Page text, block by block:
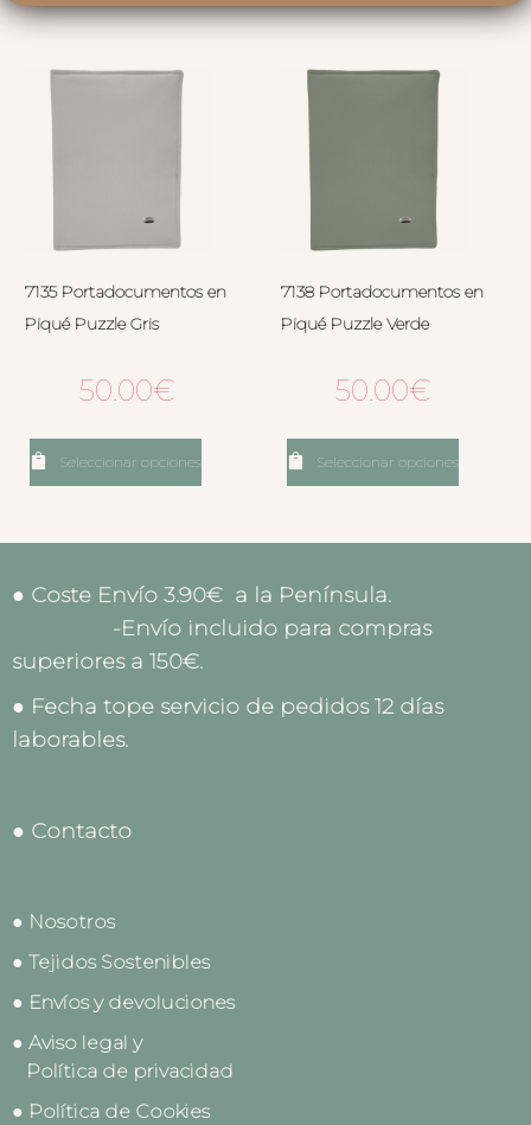
7135 Portadocumentos en
Piqué Puzzle Gris
50.00€
Seleccionar opciones
7138 Portadocumentos en
Piqué Puzzle Verde
50.00€
Seleccionar opciones
● Coste Envío 3.90€ a la Península.
-Envío incluido para compras
superiores a 150€.
● Fecha tope servicio de pedidos 12 días
laborables.
● Contacto
● Nosotros
● Tejidos Sostenibles
● Envíos y devoluciones
● Aviso legal y
Política de privacidad
● Política de Cookies